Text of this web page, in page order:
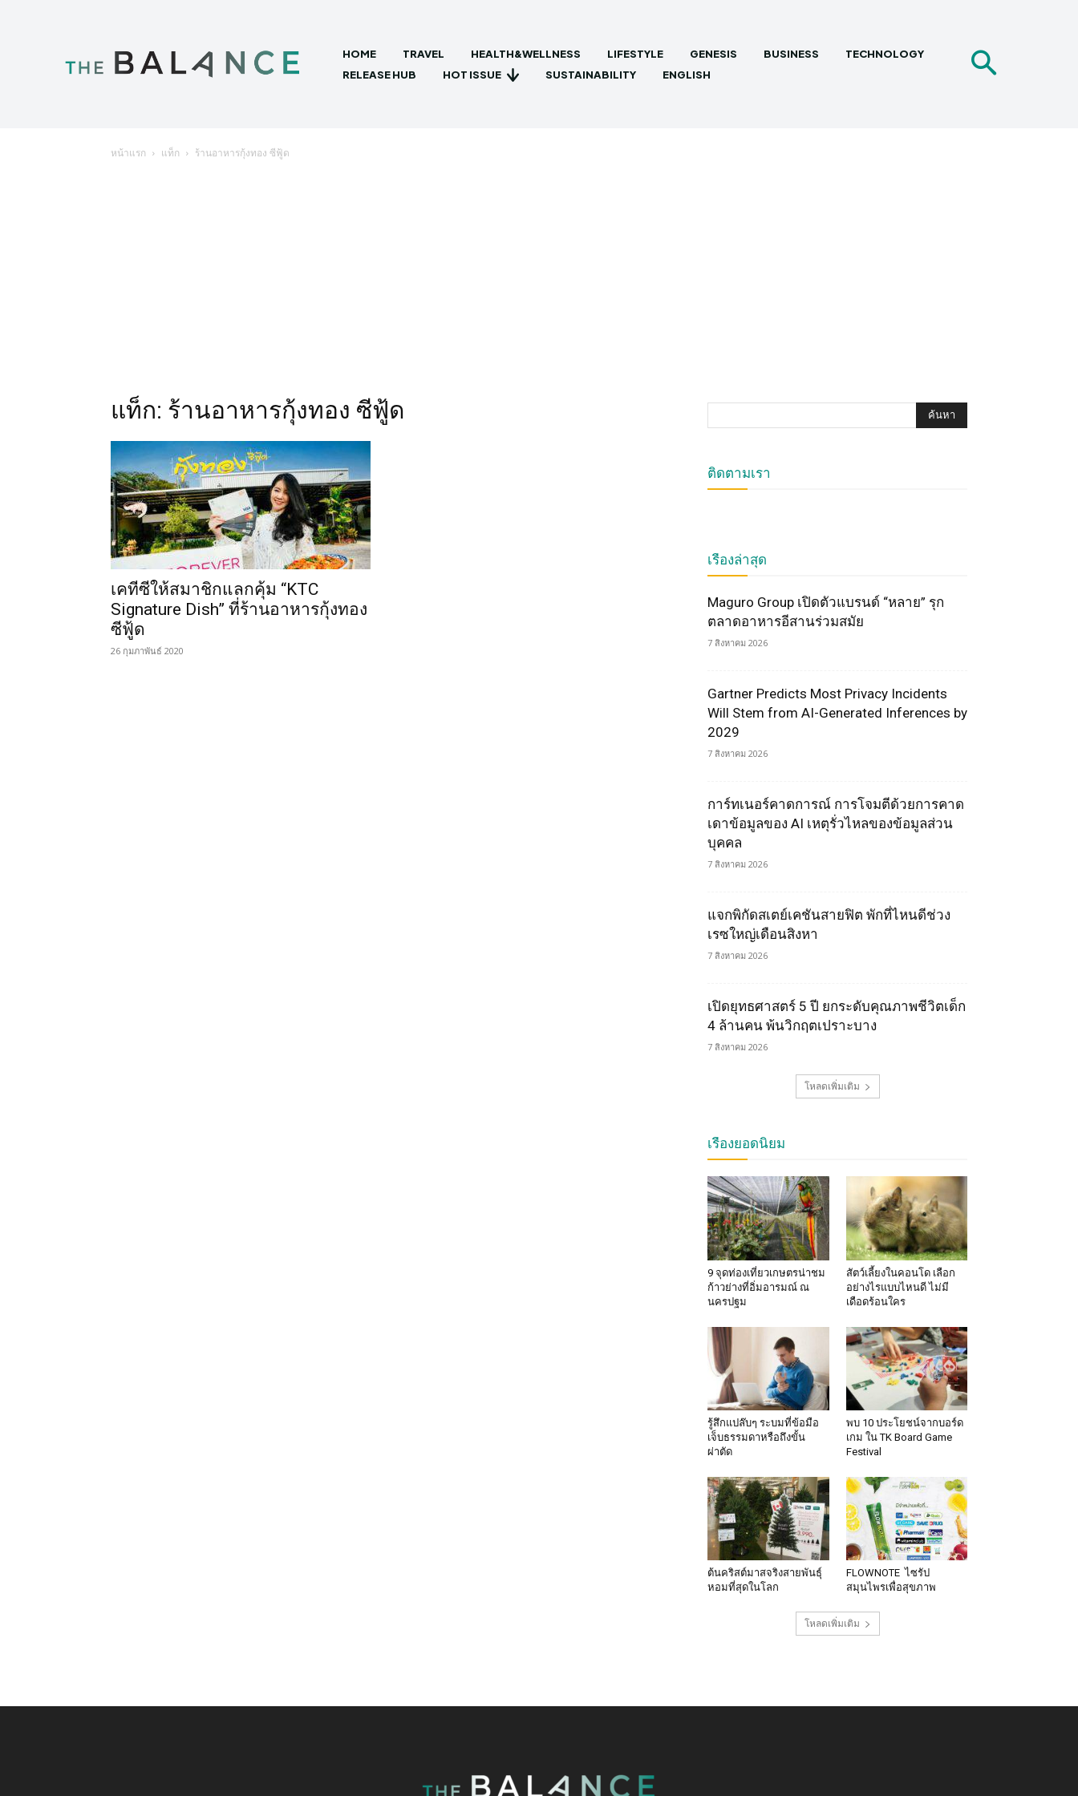
HOME TRAVEL HEALTH&WELLNESS LIFESTYLE GENESIS BUSINESS
TECHNOLOGY
RELEASE HUB
HOT ISSUE SUSTAINABILITY ENGLISH
หน้าแรก แท็ก ร้านอาหารกุ้งทอง ซีฟู้ด
แท็ก: ร้านอาหารกุ้งทอง ซีฟู้ด
เคทีซีให้สมาชิกแลกคุ้ม “KTC
Signature Dish” ที่ร้านอาหารกุ้งทอง
ซีฟู้ด
26 กุมภาพันธ์ 2020
ติดตามเรา
เรื่องล่าสุด
Maguro Group เปิดตัวแบรนด์ “หลาย” รุก
ตลาดอาหารอีสานร่วมสมัย
7 สิงหาคม 2026
Gartner Predicts Most Privacy Incidents
Will Stem from AI-Generated Inferences by
2029
7 สิงหาคม 2026
การ์ทเนอร์คาดการณ์ การโจมตีด้วยการคาด
เดาข้อมูลของ AI เหตุรั่วไหลของข้อมูลส่วน
บุคคล
7 สิงหาคม 2026
แจกพิกัดสเตย์เคชันสายฟิต พักที่ไหนดีช่วง
เรซใหญ่เดือนสิงหา
7 สิงหาคม 2026
เปิดยุทธศาสตร์ 5 ปี ยกระดับคุณภาพชีวิตเด็ก
4 ล้านคน พ้นวิกฤตเปราะบาง
7 สิงหาคม 2026
โหลดเพิ่มเติม
เรื่องยอดนิยม
9 จุดท่องเที่ยวเกษตรน่าชม
ก้าวย่างที่อิ่มอารมณ์ ณ
นครปฐม
สัตว์เลี้ยงในคอนโด เลือก
อย่างไรแบบไหนดี ไม่มี
เดือดร้อนใคร
รู้สึกแปล๊บๆ ระบมที่ข้อมือ
เจ็บธรรมดาหรือถึงขั้น
ผ่าตัด
พบ 10 ประโยชน์จากบอร์ด
เกม ใน TK Board Game
Festival
ต้นคริสต์มาสจริงสายพันธุ์
หอมที่สุดในโลก
FLOWNOTE ไซรัป
สมุนไพรเพื่อสุขภาพ
โหลดเพิ่มเติม